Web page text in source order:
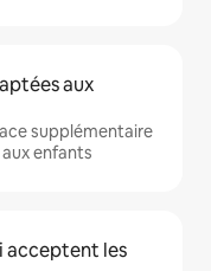
aux
supplémentaire
enfants
acceptent les